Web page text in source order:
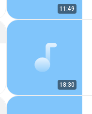
11:49
18:30